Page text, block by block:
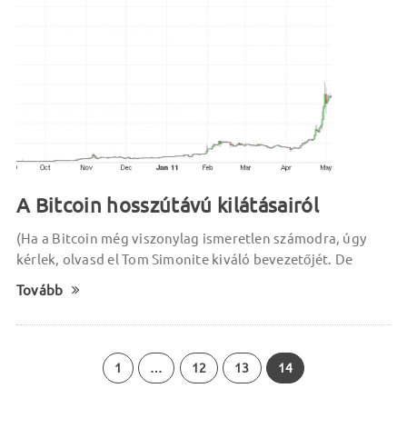
A Bitcoin hosszútávú kilátásairól
(Ha a Bitcoin még viszonylag ismeretlen számodra, úgy
kérlek, olvasd el Tom Simonite kiváló bevezetőjét. De
Tovább
1 … 12 13 14